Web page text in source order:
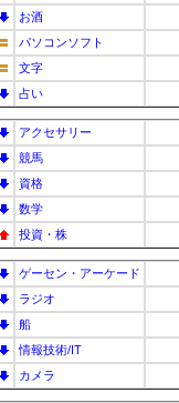
お酒
パソコンソフト
文字
占い
アクセサリー
競馬
資格
数学
投資・株
ゲーセン・アーケード
ラジオ
船
情報技術/IT
カメラ